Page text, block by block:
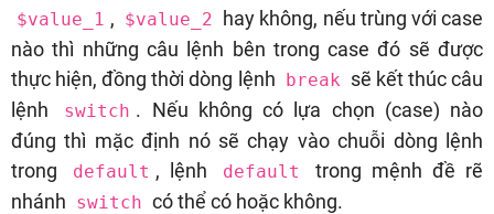
$value_1 , $value_2
hay không, nếu trùng với case
nào thì những câu lệnh bên trong case đó sẽ được
thực hiện, đồng thời dòng lệnh break sẽ kết thúc câu
lệnh
switch . Nếu không có lựa chọn (case) nào
đúng thì mặc định nó sẽ chạy vào chuỗi dòng lệnh
trong
default , lệnh default
trong mệnh đề rẽ
nhánh switch có thể có hoặc không.